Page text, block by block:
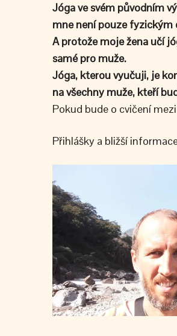
Jóga ve svém původním
mne není pouze fyzickým
A protože moje žena učí
samé pro muže.
Jóga, kterou vyučuji, je
na všechny muže, kteří
Pokud bude o cvičení
Přihlášky a bližší